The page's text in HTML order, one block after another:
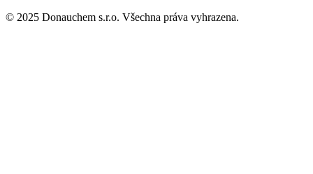
© 2025 Donauchem s.r.o. Všechna práva vyhrazena.